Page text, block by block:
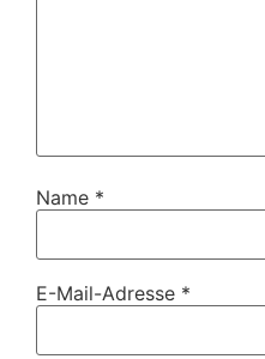
Name *
E-Mail-Adresse *